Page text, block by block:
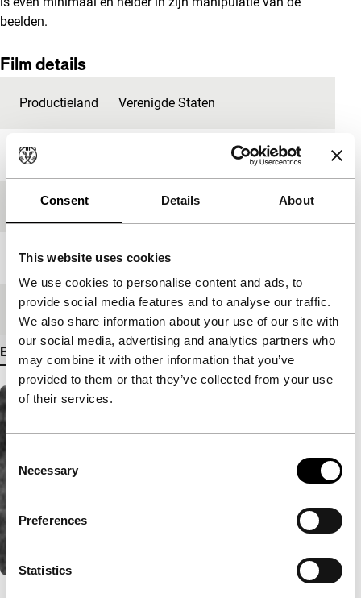
Consent Details About
This website uses cookies
We use cookies to personalise content and ads, to
provide social media features and to analyse our traffic.
We also share information about your use of our site with
our social media, advertising and analytics partners who
may combine it with other information that you’ve
provided to them or that they’ve collected from your use
of their services.
Consent
Selection
Necessary
Preferences
Statistics
beelden.
Film details
Productieland Verenigde Staten
Jaar
Festivaleditie IFFR 2006
Lengte 18'
Medium/FormaatDV cam NTSC
Bekijk meer details